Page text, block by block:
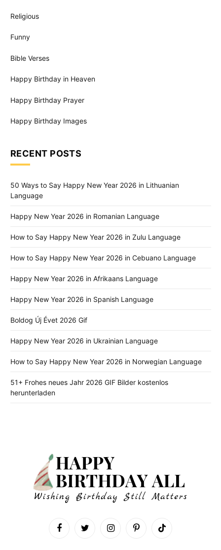
Religious
Funny
Bible Verses
Happy Birthday in Heaven
Happy Birthday Prayer
Happy Birthday Images
RECENT POSTS
50 Ways to Say Happy New Year 2026 in Lithuanian
Language
Happy New Year 2026 in Romanian Language
How to Say Happy New Year 2026 in Zulu Language
How to Say Happy New Year 2026 in Cebuano Language
Happy New Year 2026 in Afrikaans Language
Happy New Year 2026 in Spanish Language
Boldog Új Évet 2026 Gif
Happy New Year 2026 in Ukrainian Language
How to Say Happy New Year 2026 in Norwegian Language
51+ Frohes neues Jahr 2026 GIF Bilder kostenlos
herunterladen
FacebookTwitter InstagramPinterestTikTok